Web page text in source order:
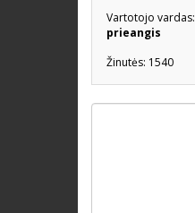
Vartotojo vardas:
prieangis
Žinutės: 1540